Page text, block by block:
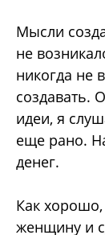
Мысли
не
никогда не
создавать.
идеи, я
еще рано.
денег.
Как
женщину и